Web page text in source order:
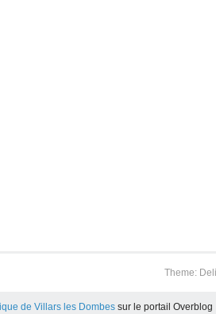
Theme:
de Villars les Dombes sur le portail Overblog